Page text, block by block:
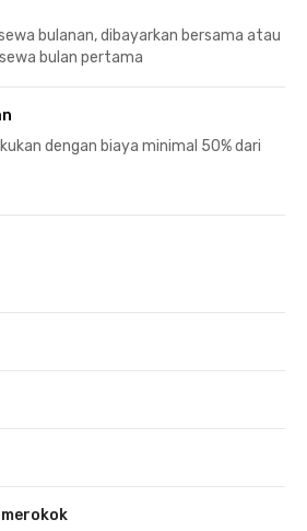
bulanan, dibayarkan bersama atau
bulan pertama
dengan biaya minimal 50% dari